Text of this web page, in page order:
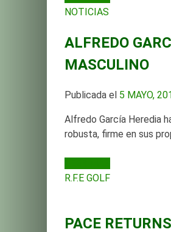
NOTICIAS
ALFREDO
MASCULINO
Publicada el 5 MAYO,
Alfredo García Heredia
robusta, firme en sus
R.F.E GOLF
PACE